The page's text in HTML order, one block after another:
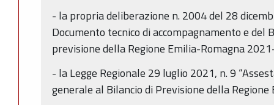
- la propria deliberazione n. 2004 del 28
Documento tecnico di accompagnamento e
previsione della Regione Emilia-Romagna
- la Legge Regionale 29 luglio 2021, n. 9
generale al Bilancio di Previsione della